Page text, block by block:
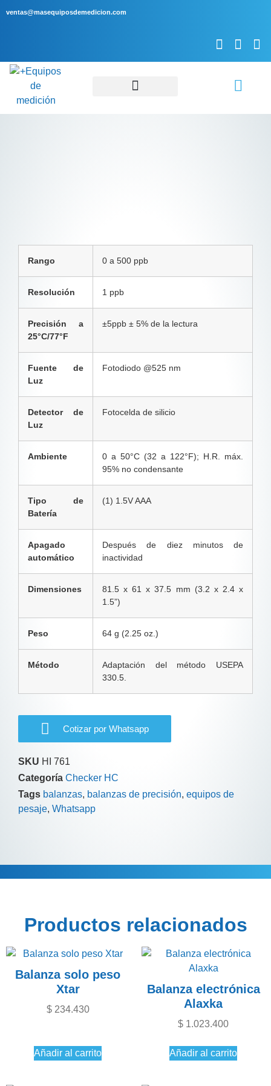
ventas@masequiposdemedicion.com
Rango 0 a 500 ppb
Resolución 1 ppb
Precisión a
25°C/77°F
±5ppb ± 5% de la lectura
Fuente de
Luz
Fotodiodo @525 nm
Detector de
Luz
Fotocelda de silicio
Ambiente
0 a 50°C (32 a 122°F); H.R. máx.
95% no condensante
Tipo de
Batería
(1) 1.5V AAA
Apagado
automático
Después de diez minutos de
inactividad
Dimensiones
81.5 x 61 x 37.5 mm (3.2 x 2.4 x
1.5”)
Peso 64 g (2.25 oz.)
Método
Adaptación del método USEPA
330.5.
Cotizar por Whatsapp
SKU HI 761
Categoría Checker HC
Tags balanzas, balanzas de precisión, equipos de
pesaje, Whatsapp
Descripción
Productos relacionados
Balanza solo peso
Xtar
$234.430
Añadir al carrito
Balanza electrónica
Alaxka
$ 1.023.400
Añadir al carrito